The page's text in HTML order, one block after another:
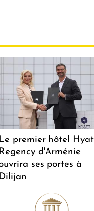
Le premier hôtel
Regency d'Arménie
ouvrira ses portes à
Dilijan